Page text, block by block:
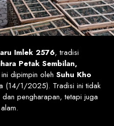
Imlek 2576, tradisi
Petak Sembilan,
ini dipimpin oleh Suhu Kho
(14/1/2025). Tradisi ini tidak
pengharapan, tetapi juga